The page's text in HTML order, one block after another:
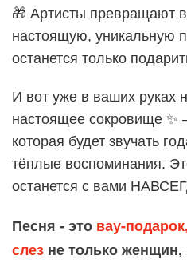
🎁 Артисты превращают
настоящую, уникальную
останется только
И вот уже в ваших руках
настоящее сокровище ✨
которая будет звучать
тёплые воспоминания.
останется с вами
Песня - это вау-
слез не только